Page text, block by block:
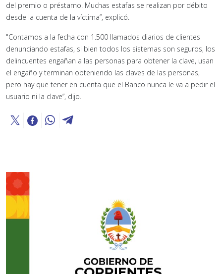
del premio o préstamo. Muchas estafas se realizan por débito
desde la cuenta de la víctima”, explicó.
"Contamos a la fecha con 1.500 llamados diarios de clientes
denunciando estafas, si bien todos los sistemas son seguros, los
delincuentes engañan a las personas para obtener la clave, usan
el engaño y terminan obteniendo las claves de las personas,
pero hay que tener en cuenta que el Banco nunca le va a pedir el
usuario ni la clave”, dijo.